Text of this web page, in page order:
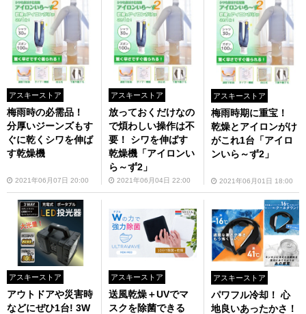
アスキーストア
梅雨時の必需品！
分厚いジーンズもす
ぐに乾くシワを伸ば
す乾燥機
2021年06月07日 20:00
アスキーストア
放っておくだけなの
で煩わしい操作は不
要！ シワを伸ばす
乾燥機「アイロンい
ら～ず2」
2021年06月04日 22:00
アスキーストア
梅雨時期に重宝！
乾燥とアイロンがけ
がこれ1台「アイロ
ンいら～ず2」
2021年06月01日 18:00
アスキーストア
アウトドアや災害時
などにぜひ1台! 3W
アスキーストア
送風乾燥＋UVでマ
スクを除菌できる
アスキーストア
パワフル冷却！ 心
地良いあったかさ！